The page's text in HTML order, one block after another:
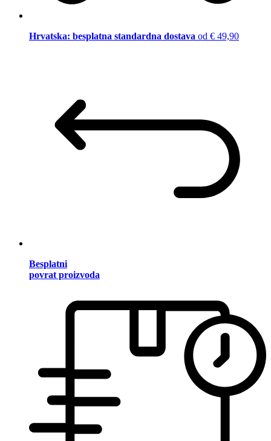
Hrvatska: besplatna standardna dostava od € 49,90
Besplatni
povrat proizvoda